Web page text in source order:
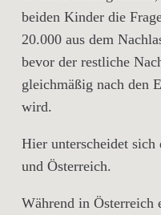
beiden Kinder die
20.000 aus dem
bevor der restliche
gleichmäßig nach den
wird.
Hier unterscheidet sich
und Österreich.
Während in Österreich